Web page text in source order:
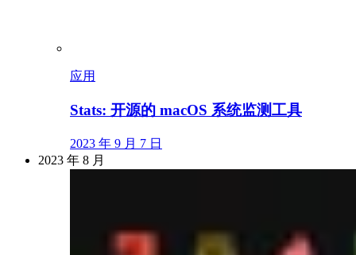
应用
Stats: 开源的 macOS 系统监测工具
2023 年 9 月 7 日
2023 年 8 月